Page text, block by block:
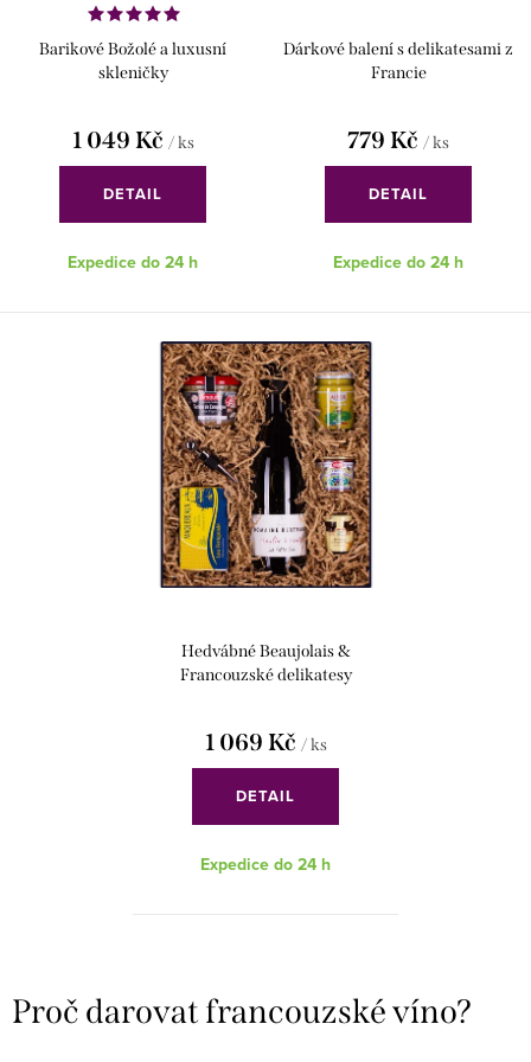
Barikové Božolé a luxusní
skleničky
1 049 Kč / ks
DETAIL
Expedice do 24 h
Dárkové balení s delikatesami z
Francie
779 Kč / ks
DETAIL
Expedice do 24 h
Hedvábné Beaujolais &
Francouzské delikatesy
1 069 Kč / ks
DETAIL
Expedice do 24 h
v
lProč darovat francouzské víno?